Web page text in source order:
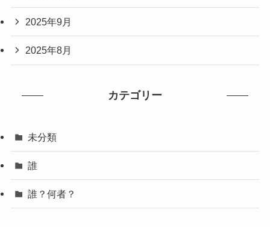
2025年9月
2025年8月
カテゴリー
未分類
誰
誰？何者？